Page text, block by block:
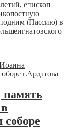
епископ
(Пассию) в
память